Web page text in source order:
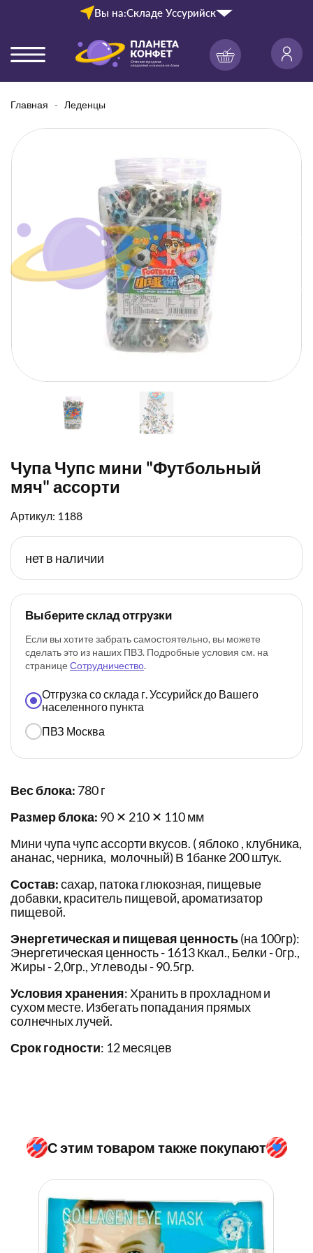
Вы на:Складе Уссурийск
Главная Леденцы
Чупа Чупс мини "Футбольный
мяч" ассорти
Артикул: 1188
нет в наличии
Выберите склад отгрузки
Если вы хотите забрать самостоятельно, вы можете
сделать это из наших ПВЗ. Подробные условия см. на
странице Сотрудничество.
Отгрузка со склада г. Уссурийск до Вашего
населенного пункта
ПВЗ Москва
Вес блока: 780 г
Размер блока: 90 ✕ 210 ✕ 110 мм
Мини чупа чупс ассорти вкусов. ( яблоко , клубника,
ананас, черника, молочный) В 1банке 200 штук.
Состав:сахар, патока глюкозная, пищевые
добавки, краситель пищевой, ароматизатор
пищевой.
Энергетическая и пищевая ценность(на 100гр):
Энергетическая ценность - 1613 Ккал., Белки - 0гр.,
Жиры - 2,0гр., Углеводы - 90.5гр.
Условия хранения: Хранить в прохладном и
сухом месте. Избегать попадания прямых
солнечных лучей.
Срок годности: 12 месяцев
С этим товаром также покупают